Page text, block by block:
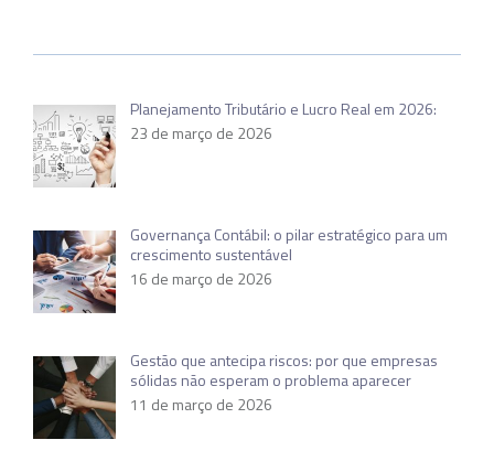
Planejamento Tributário e Lucro Real em 2026:
23 de março de 2026
Governança Contábil: o pilar estratégico para um
crescimento sustentável
16 de março de 2026
Gestão que antecipa riscos: por que empresas
sólidas não esperam o problema aparecer
11 de março de 2026